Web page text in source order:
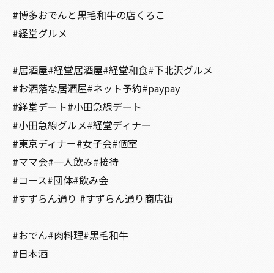
#博多おでんと黒毛和牛の店くろこ
#経堂グルメ
#居酒屋#経堂居酒屋#経堂和食#下北沢グルメ
#お洒落な居酒屋#ネット予約#paypay
#経堂デート#小田急線デート
#小田急線グルメ#経堂ディナー
#東京ディナー#女子会#個室
#ママ会#一人飲み#接待
#コース#団体#飲み会
#すずらん通り #すずらん通り商店街
#おでん#肉料理#黒毛和牛
#日本酒